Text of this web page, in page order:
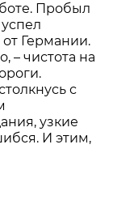
Пробыл
от Германии.
– чистота на
с
узкие
И этим,